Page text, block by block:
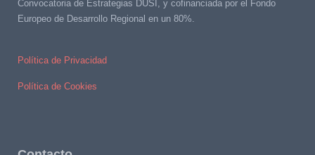
Convocatoria de Estrategias DUSI, y cofinanciada por el Fondo
Europeo de Desarrollo Regional en un 80%.
Política de Privacidad
Política de Cookies